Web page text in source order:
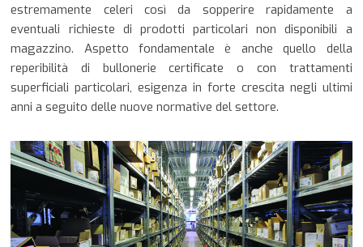
estremamente celeri così da sopperire rapidamente a
eventuali richieste di prodotti particolari non disponibili a
magazzino. Aspetto fondamentale è anche quello della
reperibilità di bullonerie certificate o con trattamenti
superficiali particolari, esigenza in forte crescita negli ultimi
anni a seguito delle nuove normative del settore.